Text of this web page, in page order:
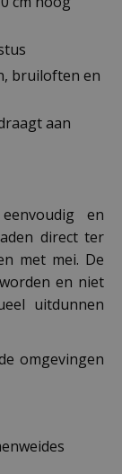
bruiloften en
aan
en
direct ter
met mei. De
en niet
uitdunnen
omgevingen